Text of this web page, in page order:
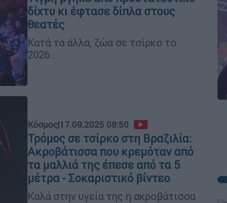
δίχτυ κι έφτασε δίπλα στους
θεατές
Κατά τα άλλα, ζώα σε τσίρκο το
2026...
Κόσμος|17.09.2025 08:50
Τρόμος σε τσίρκο στη Βραζιλία:
Ακροβάτισσα που κρεμόταν από
τα μαλλιά της έπεσε από τα 5
μέτρα - Σοκαριστικό βίντεο
Καλά στην υγεία της η ακροβάτισσα